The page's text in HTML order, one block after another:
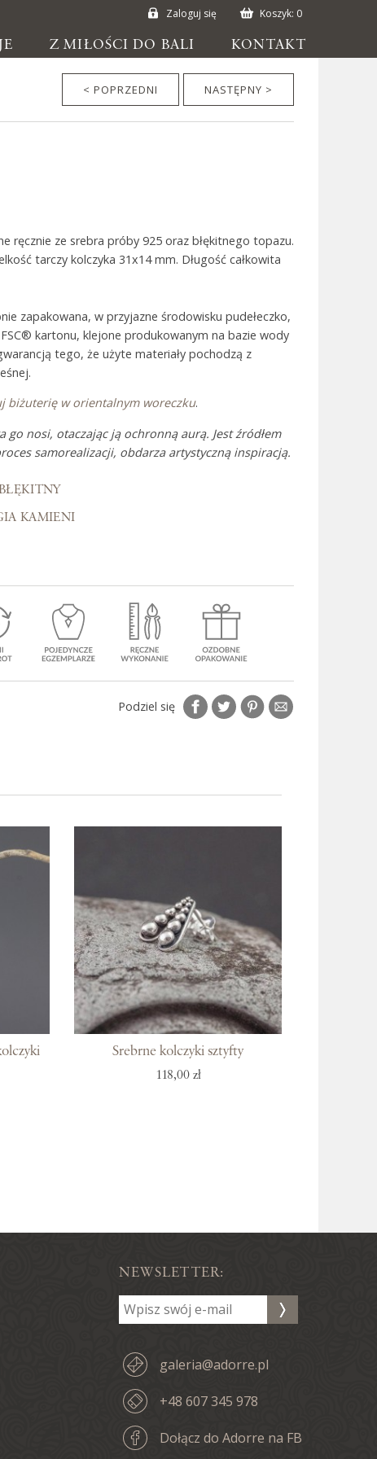
Zaloguj się Koszyk: 0
Z MIŁOŚCI DO BALI KONTAKT
Bali
< POPRZEDNI NASTĘPNY >
ręcznie ze srebra próby 925 oraz błękitnego topazu.
tarczy kolczyka 31x14 mm. Długość całkowita
zapakowana, w przyjazne środowisku pudełeczko,
kartonu, klejone produkowanym na bazie wody
tego, że użyte materiały pochodzą z
biżuterię w orientalnym woreczku.
go nosi, otaczając ją ochronną aurą. Jest źródłem
samorealizacji, obdarza artystyczną inspiracją.
KAMIENI
Podziel się
Srebrne kolczyki sztyfty
118,00 zł
NEWSLETTER:
galeria@adorre.pl
+48 607 345 978
Dołącz do Adorre na FB